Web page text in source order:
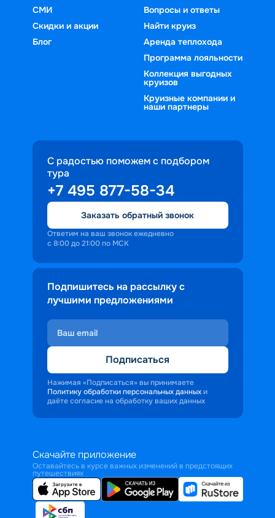
СМИ
Скидки и акции
Блог
Вопросы и ответы
Найти круиз
Аренда теплохода
Программа лояльности
Коллекция выгодных
круизов
Круизные компании и
наши партнеры
С радостью поможем с подбором
тура
+7 495 877-58-34
Заказать обратный звонок
Ответим на ваш звонок ежедневно
с 8:00 до 21:00 по МСК
Подпишитесь на рассылку с
лучшими предложениями
Подписаться
Нажимая «Подписаться» вы принимаете
Политику обработки персональных данных и
даёте согласие на обработку ваших данных
Скачайте приложение
Оставайтесь в курсе важных изменений в предстоящих
путешествиях